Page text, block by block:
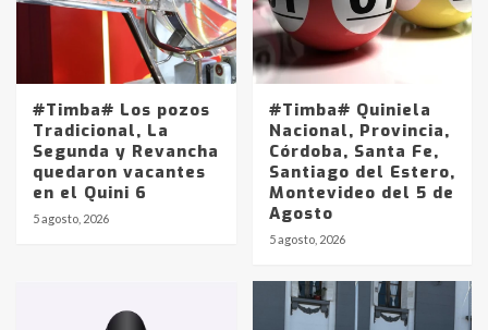
#Timba# Los pozos
Tradicional, La
Segunda y Revancha
quedaron vacantes
en el Quini 6
5 agosto, 2026
#Timba# Quiniela
Nacional, Provincia,
Córdoba, Santa Fe,
Santiago del Estero,
Montevideo del 5 de
Agosto
5 agosto, 2026
Identidad de los adolescentes
pampeanos que fueron
en la mañana del lunes